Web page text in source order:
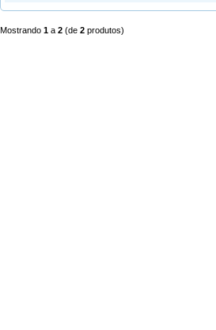
Mostrando 1 a 2 (de 2 produtos)